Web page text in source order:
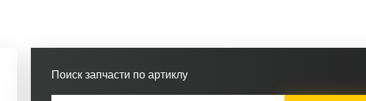
Поиск запчасти по артиклу